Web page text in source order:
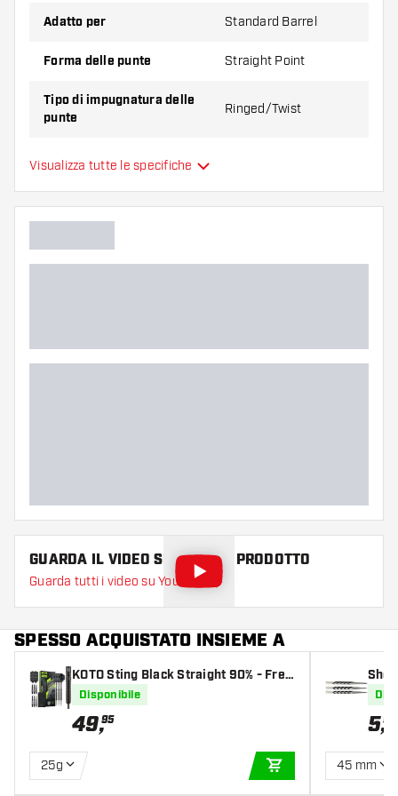
Adatto per Standard Barrel
Forma delle punte Straight Point
Tipo di impugnatura delle
punte
Ringed/Twist
Zona di presa delle punte
Colore principale
Visualizza tutte le specifiche
GUARDA IL VIDEO SU QUESTO PRODOTTO
Guarda tutti i video su YouTube
SPESSO ACQUISTATO INSIEME A
KOTO Sting Black Straight 90% - Frec
cette Steel Darts
Disponibile
49,95
25g
AGGIUNGI AL
5,95
45 mm